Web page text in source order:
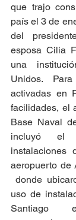
que trajo
país el 3 de
del
esposa Cilia
una
Unidos.
activadas en
facilidades, el
Base Naval
incluyó el
instalaciones
aeropuerto de
donde
uso de
Santiago